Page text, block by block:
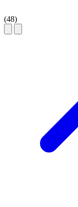
(48)